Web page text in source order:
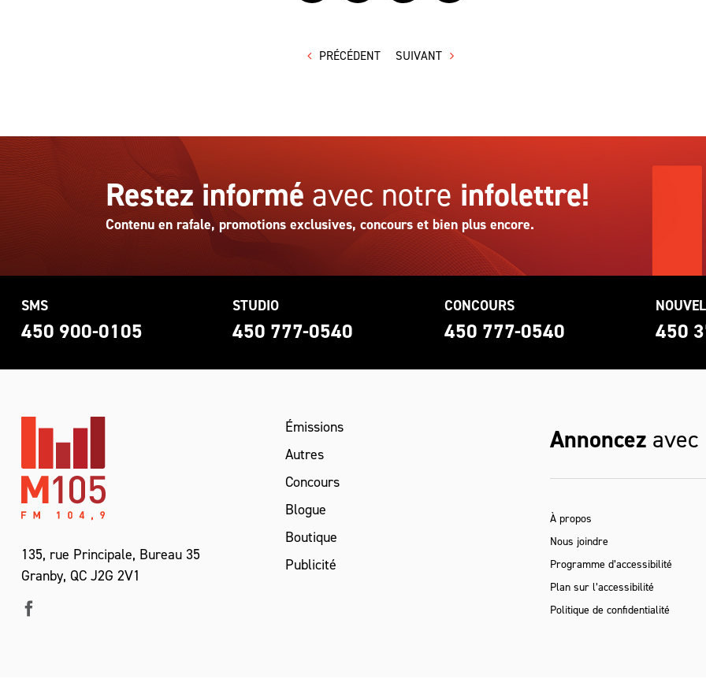
PRÉCÉDENT SUIVANT
Restez informé avec notre infolettre!
Contenu en rafale, promotions exclusives, concours et bien plus encore.
SMS
450 900-0105
STUDIO
450 777-0540
CONCOURS
450 777-0540 450
135, rue Principale, Bureau 35
Granby, QC J2G 2V1
Émissions
Autres
Concours
Blogue
Boutique
Publicité
Annoncez avec
À propos
Nous joindre
Programme d’accessibilité
Plan sur l’accessibilité
Politique de confidentialité